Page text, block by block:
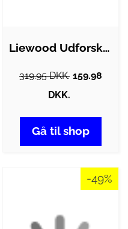
Liewood Udforskningssæt - Bessie -…
319.95 DKK. 159.98
DKK.
Gå til shop
-49%